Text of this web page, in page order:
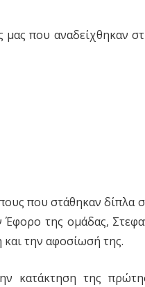
μας που αναδείχθηκαν
που στάθηκαν δίπλα
Έφορο της ομάδας,
την αφοσίωσή της.
κατάκτηση της